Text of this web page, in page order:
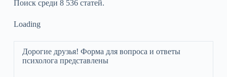
Поиск среди 8 536 статей.
Loading
Дорогие друзья! Форма для вопроса и ответы
психолога представлены